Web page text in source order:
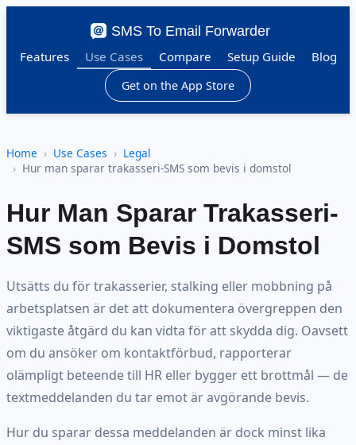
SMS To Email Forwarder
Features
Use Cases Compare Setup Guide Blog
Get on the App Store
Home Use Cases
Legal
Hur man sparar trakasseri-SMS som bevis i domstol
Hur Man Sparar Trakasseri-
SMS som Bevis i Domstol
Utsätts du för trakasserier, stalking eller mobbning på
arbetsplatsen är det att dokumentera övergreppen den
viktigaste åtgärd du kan vidta för att skydda dig. Oavsett
om du ansöker om kontaktförbud, rapporterar
olämpligt beteende till HR eller bygger ett brottmål — de
textmeddelanden du tar emot är avgörande bevis.
Hur du sparar dessa meddelanden är dock minst lika